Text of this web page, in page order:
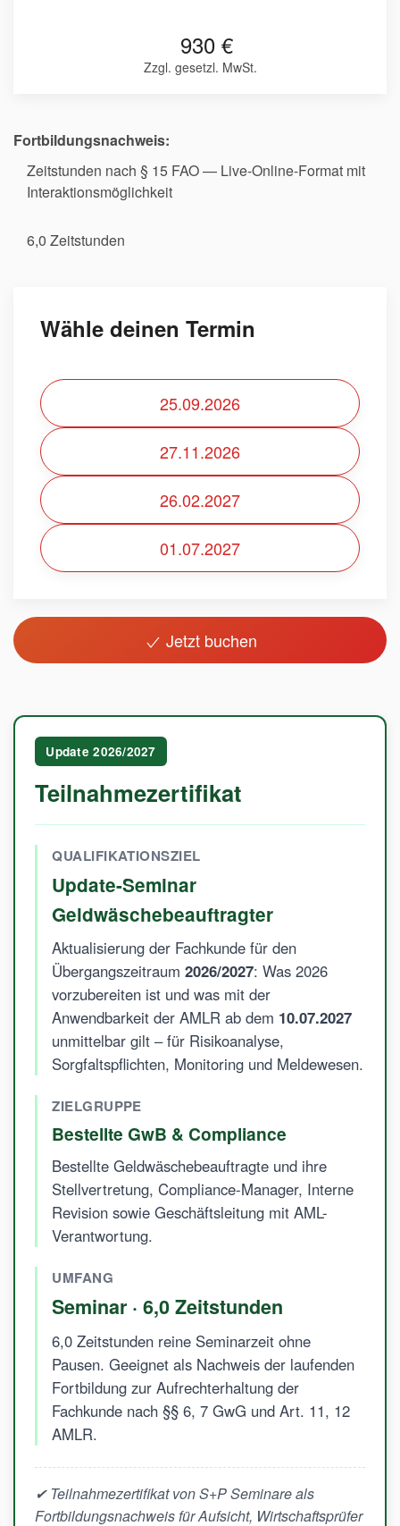
930 €
Zzgl. gesetzl. MwSt.
Fortbildungsnachweis:
Zeitstunden nach § 15 FAO — Live-Online-Format mit
Interaktionsmöglichkeit
6,0 Zeitstunden
Wähle deinen Termin
25.09.2026
27.11.2026
26.02.2027
01.07.2027
Jetzt buchen
Update 2026/2027
Teilnahmezertifikat
QUALIFIKATIONSZIEL
Update-Seminar
Geldwäschebeauftragter
Aktualisierung der Fachkunde für den
Übergangszeitraum2026/2027: Was 2026
vorzubereiten ist und was mit der
Anwendbarkeit der AMLR ab dem 10.07.2027
unmittelbar gilt – für Risikoanalyse,
Sorgfaltspflichten, Monitoring und Meldewesen.
ZIELGRUPPE
Bestellte GwB & Compliance
Bestellte Geldwäschebeauftragte und ihre
Stellvertretung, Compliance-Manager, Interne
Revision sowie Geschäftsleitung mit AML-
Verantwortung.
UMFANG
Seminar · 6,0 Zeitstunden
6,0 Zeitstunden reine Seminarzeit ohne
Pausen. Geeignet als Nachweis der laufenden
Fortbildung zur Aufrechterhaltung der
Fachkunde nach §§ 6, 7 GwG und Art. 11, 12
AMLR.
✔ Teilnahmezertifikat von S+P Seminare als
Fortbildungsnachweis für Aufsicht, Wirtschaftsprüfer